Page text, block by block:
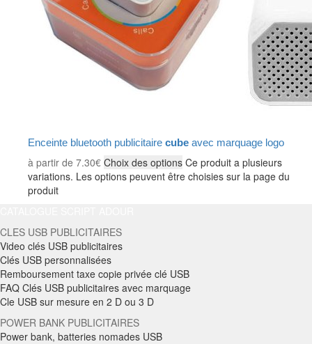
Enceinte bluetooth publicitaire cube avec marquage logo
à partir de 7.30€ Choix des options Ce produit a plusieurs
variations. Les options peuvent être choisies sur la page du
produit
CLES USB PUBLICITAIRES
Video clés USB publicitaires
Clés USB personnalisées
Remboursement taxe copie privée clé USB
FAQ Clés USB publicitaires avec marquage
Cle USB sur mesure en 2 D ou 3 D
POWER BANK PUBLICITAIRES
Power bank, batteries nomades USB